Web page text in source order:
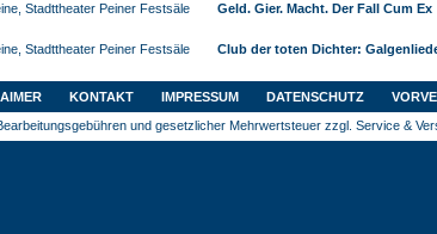
Stadttheater Peiner Festsäle Geld. Gier. Macht. Der Fall Cum Ex
Stadttheater Peiner Festsäle Club der toten Dichter:
KONTAKT IMPRESSUM DATENSCHUTZ
und gesetzlicher Mehrwertsteuer zzgl. Service &